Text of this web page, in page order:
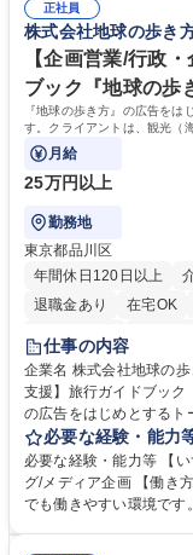
幅広い業務の体得が可能
募集職種 【総務】未経
再雇用有
対処できる・新しいこと
取得や通信教育など費用
賃の50%（月額7万円まで）を補助 学歴・資格
力： 資格：
正社員
株式会社地球の歩き
【企画営業/行政
ブック『地球の歩
『地球の歩き方』の広告を
す。クライアントは、観光（
たい国内外の行政や企業です。
月給
25万円以上
勤務地
東京都品川区
年間休日120日以上
退職金あり
在宅OK
駅近5分以内
仕事の内容
企業名 株式会社地球の歩き方 求人名 【企画営業/行政・企業向
支援】旅行ガイドブック『地球の歩き方』
の広告をはじめとするト
す。クライアントは、観
や事業を推進したい国内外の行政や
き方』は海外旅行ガイ
も牽引しております。観
必要な経験・能力
必要な経験・能力等 【
グ/メディア企画 【働き
でも働きやすい環境です。 【魅力】 ■海外旅行ガイドブックのシェア